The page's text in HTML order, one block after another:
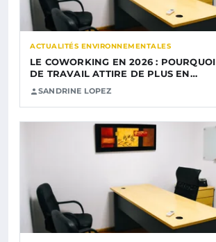
ACTUALITÉS ENVIRONNEMENTALES
LE COWORKING EN 2026 :
DE TRAVAIL ATTIRE DE PLUS EN…
SANDRINE LOPEZ